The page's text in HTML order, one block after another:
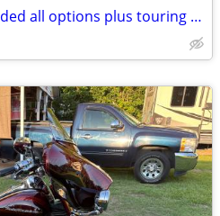
2022 BMW R1250 RT- Loaded all options plus touring accessories